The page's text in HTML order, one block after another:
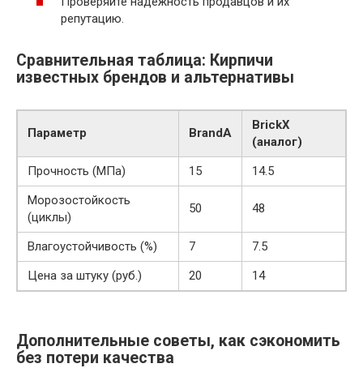
репутацию.
Сравнительная таблица: Кирпичи
известных брендов и альтернативы
Параметр BrandA
BrickX
(аналог)
Прочность (МПа)
15
14.5
Морозостойкость
(циклы)
50 48
Влагоустойчивость (%) 7
7.5
Цена за штуку (руб.)
20 14
Дополнительные советы, как сэкономить
без потери качества